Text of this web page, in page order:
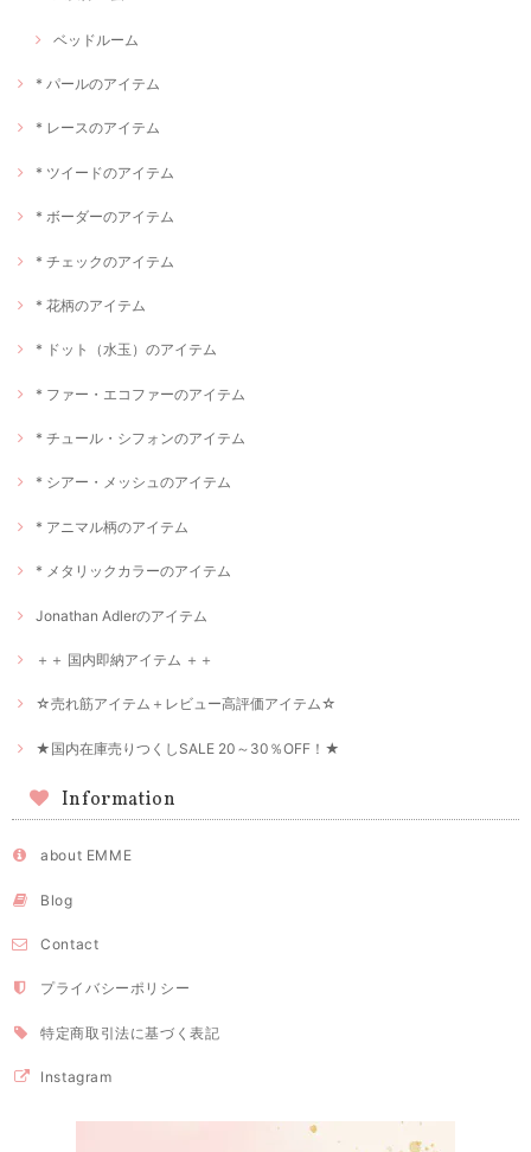
ベッドルーム
* パールのアイテム
* レースのアイテム
* ツイードのアイテム
* ボーダーのアイテム
* チェックのアイテム
* 花柄のアイテム
* ドット（水玉）のアイテム
* ファー・エコファーのアイテム
* チュール・シフォンのアイテム
* シアー・メッシュのアイテム
* アニマル柄のアイテム
* メタリックカラーのアイテム
Jonathan Adlerのアイテム
＋＋ 国内即納アイテム ＋＋
☆売れ筋アイテム＋レビュー高評価アイテム☆
★国内在庫売りつくしSALE 20～30％OFF！★
Information
about EMME
Blog
Contact
プライバシーポリシー
特定商取引法に基づく表記
Instagram